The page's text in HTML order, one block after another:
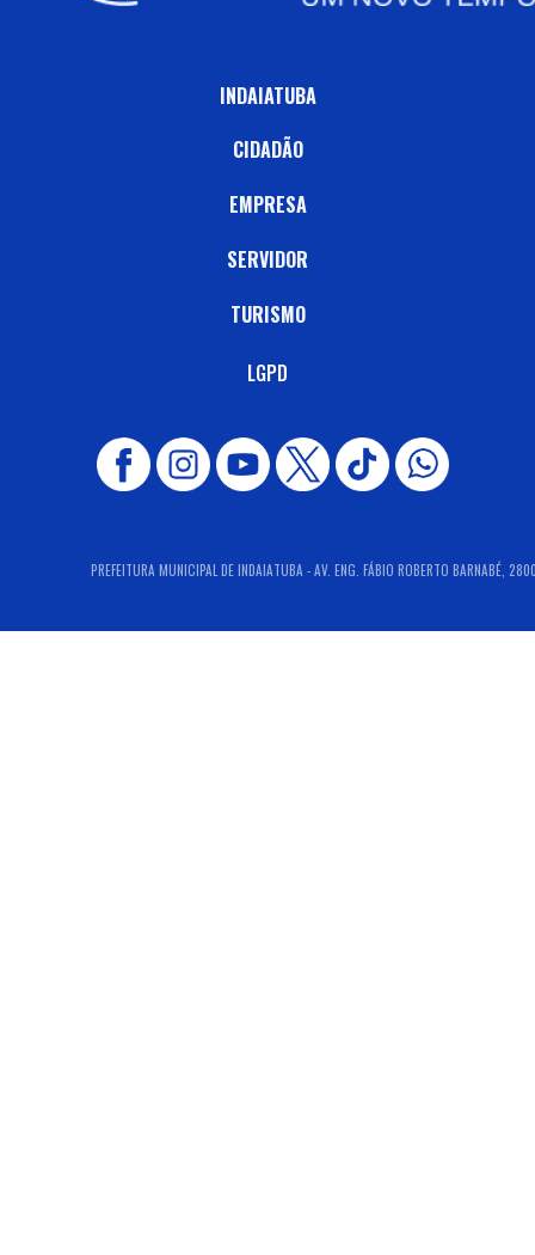
INDAIATUBA
CIDADÃO
EMPRESA
SERVIDOR
TURISMO
LGPD
PREFEITURA MUNICIPAL DE INDAIATUBA - AV. ENG. FÁBIO ROBERTO BARNABÉ,